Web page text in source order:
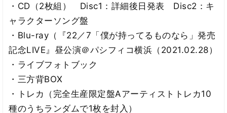
・CD（2枚組） Disc1：詳細後日発表 Disc2：キ
ャラクターソング盤
・Blu-ray（『22／7「僕が持ってるものなら」発売
記念LIVE』昼公演＠パシフィコ横浜（2021.02.28）
・ライブフォトブック
・三方背BOX
・トレカ（完全生産限定盤Aアーティストトレカ10
種のうちランダムで1枚を封入）